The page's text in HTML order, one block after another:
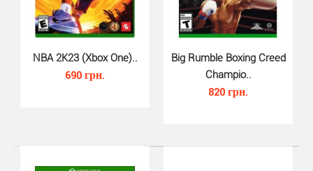
NBA 2K22 (Xbox Series X)..
NBA 2K23 (Xbox One)..
690 грн.
Big Rumble Boxing Creed
Champio..
820 грн.